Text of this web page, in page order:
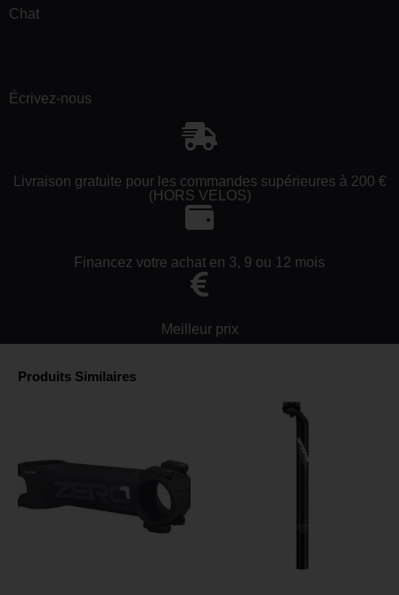
Chat
Écrivez-nous
Livraison gratuite pour les commandes supérieures à 200 €
(HORS VELOS)
Financez votre achat en 3, 9 ou 12 mois
Meilleur prix
Produits Similaires